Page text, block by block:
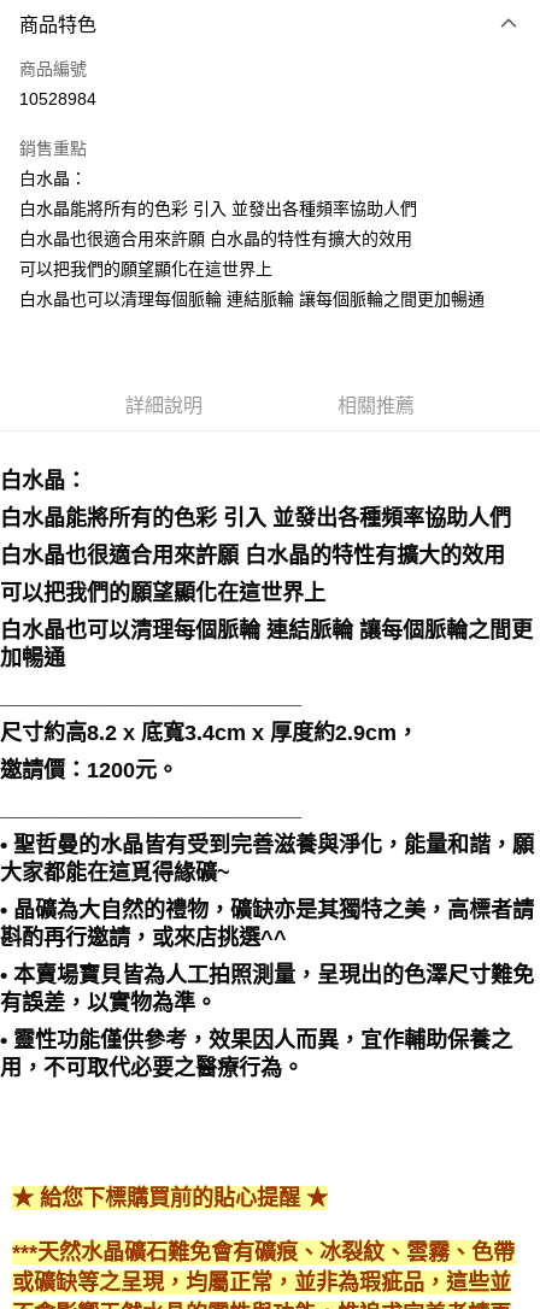
信用卡一次付款
超商取貨付款
Apple Pay
街口支付
悠遊付
ATM付款
7-11取貨付款
每筆NT$80，滿NT$3,000(含以上)免運費
賣家宅配幫您送（台灣）
每筆NT$80，滿NT$3,000(含以上)免運費
郵局幫你送（離島）
每筆NT$80，滿NT$3,000(含以上)免運費
免運費
商品特色
商品編號
10528984
銷售重點
白水晶：
白水晶能將所有的色彩 引入 並發出各種頻率協助人們
白水晶也很適合用來許願 白水晶的特性有擴大的效用
可以把我們的願望顯化在這世界上
白水晶也可以清理每個脈輪 連結脈輪 讓每個脈輪之間更加暢通
詳細說明 相關推薦
白水晶：
白水晶能將所有的色彩 引入 並發出各種頻率協助人們
白水晶也很適合用來許願 白水晶的特性有擴大的效用
可以把我們的願望顯化在這世界上
白水晶也可以清理每個脈輪 連結脈輪 讓每個脈輪之間更
加暢通
尺寸約高8.2 x 底寬3.4cm x 厚度約2.9cm，
邀請價：1200元。
• 聖哲曼的水晶皆有受到完善滋養與淨化，能量和諧，願
大家都能在這覓得緣礦~
• 晶礦為大自然的禮物，礦缺亦是其獨特之美，高標者請
斟酌再行邀請，或來店挑選^^
• 本賣場寶貝皆為人工拍照測量，呈現出的色澤尺寸難免
有誤差，以實物為準。
• 靈性功能僅供參考，效果因人而異，宜作輔助保養之
用，不可取代必要之醫療行為。
★ 給您下標購買前的貼心提醒 ★
***天然水晶礦石難免會有礦痕、冰裂紋、雲霧、色帶
或礦缺等之呈現，均屬正常，並非為瑕疵品，這些並